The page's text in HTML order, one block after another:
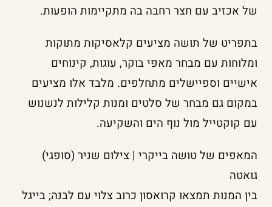
של אכזיב עם חצר רחבה בה מתקיימות הופעות.
בתפריט של תושה מציעים קלאסיקות מתוקות
ומלוחות עם מבחר מאפי בוקר, עוגות, קינוחים
אישיים וספיישלים מתחלפים. מלבד אלו מציעים
במקום גם מבחר של סלטים ומנות קלילות לנשנוש
עם קוקטייל מול נוף הים והשקיעה.
המאפים של טושה בייקרי | צילום שניר (סופגי)
גואטה
בין המנות תמצאו קרואסון כרוב צלוי עם לבנה; בייגל